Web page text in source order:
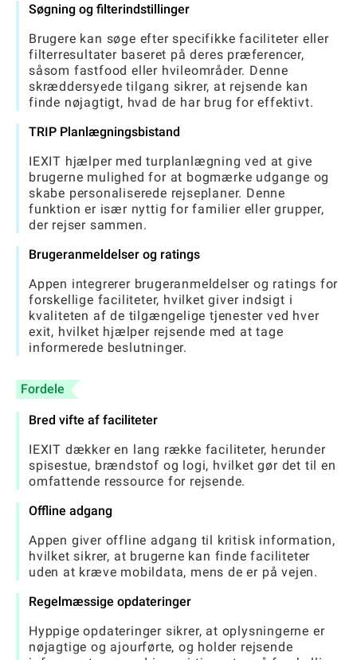
Søgning og filterindstillinger
Brugere kan søge efter specifikke faciliteter eller
filterresultater baseret på deres præferencer,
såsom fastfood eller hvileområder. Denne
skræddersyede tilgang sikrer, at rejsende kan
finde nøjagtigt, hvad de har brug for effektivt.
TRIP Planlægningsbistand
IEXIT hjælper med turplanlægning ved at give
brugerne mulighed for at bogmærke udgange og
skabe personaliserede rejseplaner. Denne
funktion er især nyttig for familier eller grupper,
der rejser sammen.
Brugeranmeldelser og ratings
Appen integrerer brugeranmeldelser og ratings for
forskellige faciliteter, hvilket giver indsigt i
kvaliteten af ​​de tilgængelige tjenester ved hver
exit, hvilket hjælper rejsende med at tage
informerede beslutninger.
Fordele
Bred vifte af faciliteter
IEXIT dækker en lang række faciliteter, herunder
spisestue, brændstof og logi, hvilket gør det til en
omfattende ressource for rejsende.
Offline adgang
Appen giver offline adgang til kritisk information,
hvilket sikrer, at brugerne kan finde faciliteter
uden at kræve mobildata, mens de er på vejen.
Regelmæssige opdateringer
Hyppige opdateringer sikrer, at oplysningerne er
nøjagtige og ajourførte, og holder rejsende